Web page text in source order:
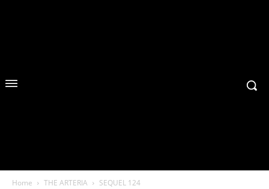
Home THE ARTERIA SEQUEL 124